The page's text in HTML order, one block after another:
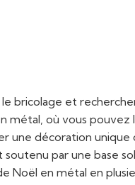
bricolage et
où vous pouvez
une décoration
par une base
Noël en métal en